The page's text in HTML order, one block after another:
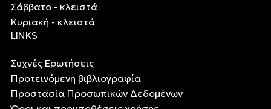
Σάββατο - κλειστά
Κυριακή - κλειστά
LINKS
Συχνές Ερωτήσεις
Προτεινόμενη βιβλιογραφία
Προστασία Προσωπικών Δεδομένων